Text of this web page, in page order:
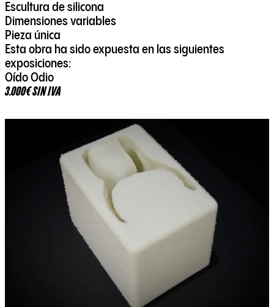
Escultura de silicona
Dimensiones variables
Pieza única
Esta obra ha sido expuesta en las siguientes
exposiciones:
Oído Odio
3.000€ SIN IVA